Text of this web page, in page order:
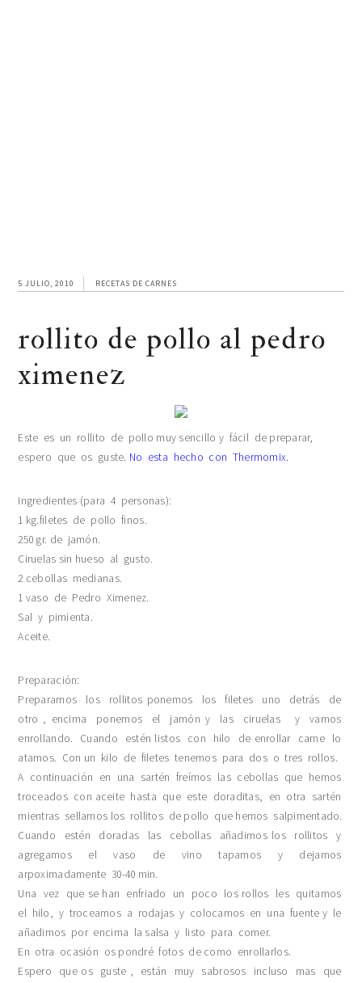
5 JULIO, 2010 RECETAS DE CARNES
rollito de pollo al pedro
ximenez
Este es un rollito de pollo muy sencillo y fácil de preparar,
espero que os guste. No esta hecho con Thermomix.
Ingredientes (para 4 personas):
1 kg.filetes de pollo finos.
250 gr. de jamón.
Ciruelas sin hueso al gusto.
2 cebollas medianas.
1 vaso de Pedro Ximenez.
Sal y pimienta.
Aceite.
Preparación:
Preparamos los rollitos ponemos los filetes uno detrás de
otro , encima ponemos el jamón y las ciruelas y vamos
enrollando. Cuando estén listos con hilo de enrollar carne lo
atamos. Con un kilo de filetes tenemos para dos o tres rollos.
A continuación en una sartén freímos las cebollas que hemos
troceados con aceite hasta que este doraditas, en otra sartén
mientras sellamos los rollitos de pollo que hemos salpimentado.
Cuando estén doradas las cebollas añadimos los rollitos y
agregamos el vaso de vino tapamos y dejamos
arpoximadamente 30-40 min.
Una vez que se han enfriado un poco los rollos les quitamos
el hilo, y troceamos a rodajas y colocamos en una fuente y le
añadimos por encima la salsa y listo para comer.
En otra ocasión os pondré fotos de como enrollarlos.
Espero que os guste , están muy sabrosos incluso mas que